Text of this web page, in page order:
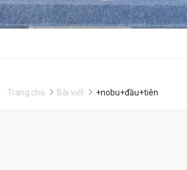
Trang chủ Bài viết +nobu+đầu+tiên